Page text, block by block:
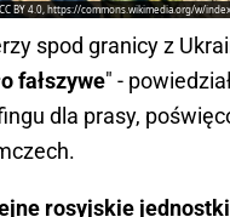
BY 4.0, https://commons.wikimedia.org/w/
spod granicy z
fałszywe" -
dla prasy,
rosyjskie